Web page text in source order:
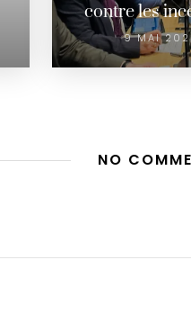
contre les
9 MAI
NO